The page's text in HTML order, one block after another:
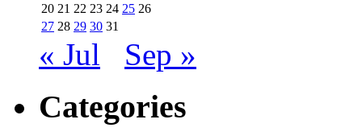
20 21 22 23 24 25 26
27 28 29 30 31
« Jul Sep »
Categories